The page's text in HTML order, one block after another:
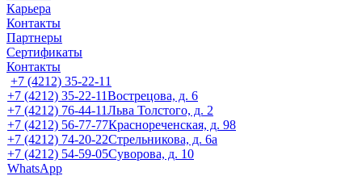
Карьера
Контакты
Партнеры
Сертификаты
Контакты
+7 (4212) 35-22-11
+7 (4212) 35-22-11Вострецова, д. 6
+7 (4212) 76-44-11Льва Толстого, д. 2
+7 (4212) 56-77-77Краснореченская, д. 98
+7 (4212) 74-20-22Стрельникова, д. 6а
+7 (4212) 54-59-05Суворова, д. 10
WhatsApp